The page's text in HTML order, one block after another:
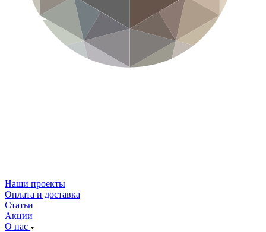
Наши проекты
Оплата и доставка
Статьи
Акции
О нас